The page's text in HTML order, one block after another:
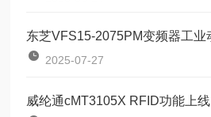
2025-07-27
威纶通cMT3105X RFID功能上线